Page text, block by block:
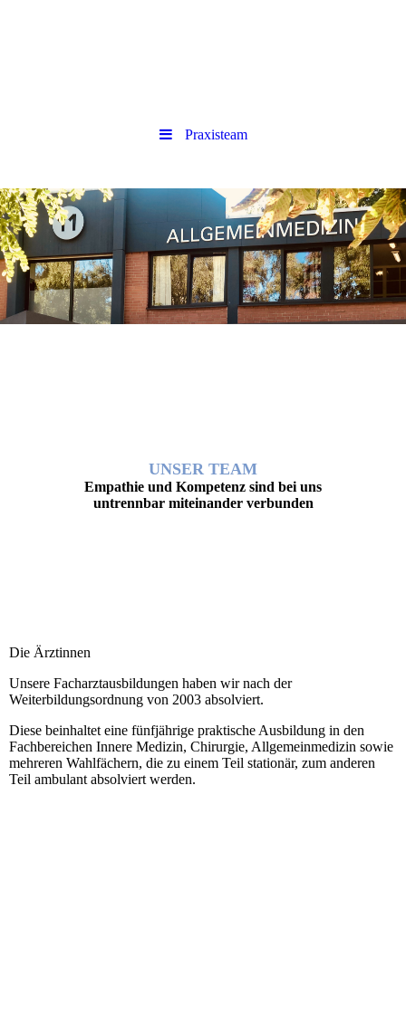
Praxisteam
UNSER TEAM
Empathie und Kompetenz sind bei uns
untrennbar miteinander verbunden
Die Ärztinnen
Unsere Facharztausbildungen haben wir nach der
Weiterbildungsordnung von 2003 absolviert.
Diese beinhaltet eine fünfjährige praktische Ausbildung in den
Fachbereichen Innere Medizin, Chirurgie, Allgemeinmedizin sowie
mehreren Wahlfächern, die zu einem Teil stationär, zum anderen
Teil ambulant absolviert werden.